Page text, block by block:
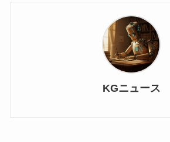
KGニュース